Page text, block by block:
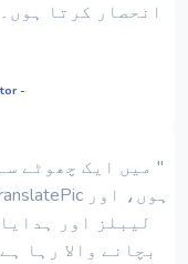
انحصار کرتا
- Rachel, Freelance Translator
" میں ایک چھوٹے
لیبلز اور
بچانے والا رہا